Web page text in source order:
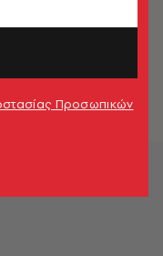
Ιστορίες για τη
τoν Takis και τις
Προσωπικών